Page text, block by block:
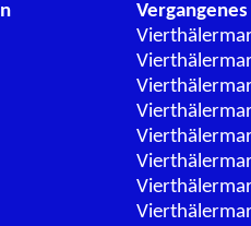
Vergangenes